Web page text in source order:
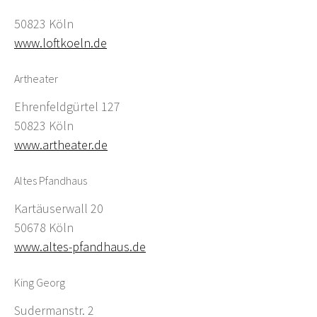
50823 Köln
www.loftkoeln.de
Artheater
Ehrenfeldgürtel 127
50823 Köln
www.artheater.de
Altes Pfandhaus
Kartäuserwall 20
50678 Köln
www.altes-pfandhaus.de
King Georg
Sudermanstr. 2